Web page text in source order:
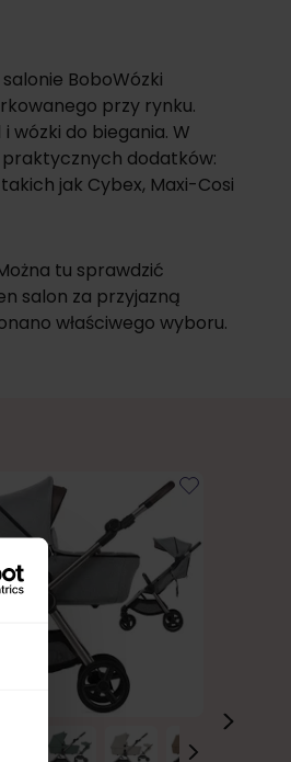
BoboWózki
przy rynku.
wózki do biegania. W
praktycznych dodatków:
jak Cybex, Maxi-Cosi
tu sprawdzić
salon za przyjazną
właściwego wyboru.